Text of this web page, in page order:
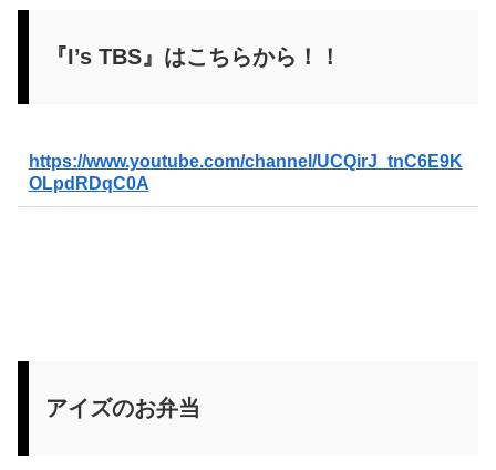
『I’s TBS』はこちらから！！
https://www.youtube.com/channel/UCQirJ_tnC6E9K
OLpdRDqC0A
アイズのお弁当